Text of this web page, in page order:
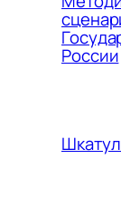
России